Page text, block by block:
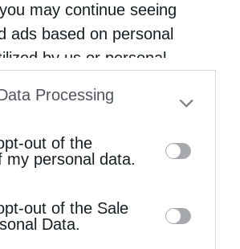
may continue seeing
ads based on personal
by us or personal
You may separately opt-out
third parties on the IAB’s list
participants. This
also be disclosed by us to
theIAB’s List of
Processing
out of the
my personal data.
out of the Sale
Data.